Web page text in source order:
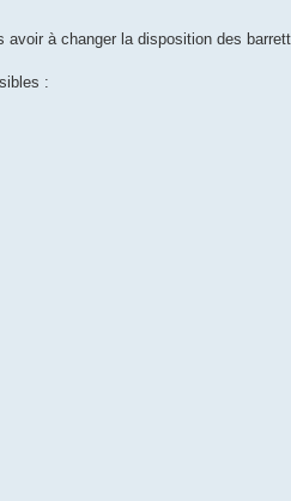
à changer la disposition des
: